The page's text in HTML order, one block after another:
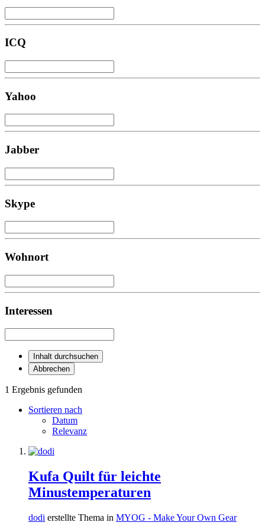
ICQ
Yahoo
Jabber
Skype
Wohnort
Interessen
Inhalt durchsuchen
Abbrechen
1 Ergebnis gefunden
Sortieren nach
Datum
Relevanz
Kufa Quilt für leichte
Minustemperaturen
dodi erstellte Thema in MYOG - Make Your Own Gear